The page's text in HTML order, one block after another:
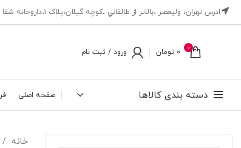
ادرس تهران، ‎وليعصر ،بالاتر از طالقاني ،كوچه گيلان،پلاک ۱،داروخانه شفا مركزي
0
0 تومان ورود / ثبت نام
دسته بندی کالاها صفحه اصلی
خانه